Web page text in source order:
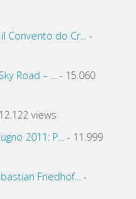
Convento do Cr...
-
Road – ...- 15.060
views
2011: P...- 11.999
Friedhof...-